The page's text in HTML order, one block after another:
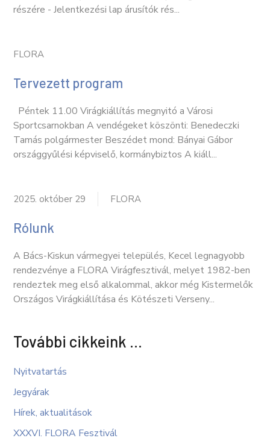
részére - Jelentkezési lap árusítók rés...
FLORA
Tervezett program
Péntek 11.00 Virágkiállítás megnyitó a Városi
Sportcsarnokban A vendégeket köszönti: Benedeczki
Tamás polgármester Beszédet mond: Bányai Gábor
országgyűlési képviselő, kormánybiztos A kiáll...
2025. október 29 FLORA
Rólunk
A Bács-Kiskun vármegyei település, Kecel legnagyobb
rendezvénye a FLORA Virágfesztivál, melyet 1982-ben
rendeztek meg első alkalommal, akkor még Kistermelők
Országos Virágkiállítása és Kötészeti Verseny...
További cikkeink …
Nyitvatartás
Jegyárak
Hírek, aktualitások
XXXVI. FLORA Fesztivál